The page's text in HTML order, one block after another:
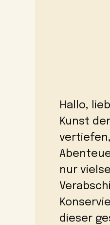
Hallo,
Kunst
nur
dieser